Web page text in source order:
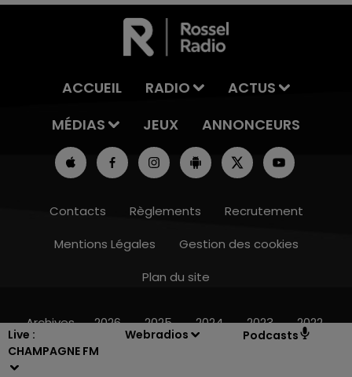
Live :
CHAMPAGNE FM
Webradios Podcasts
16h00 - 20h00
ACCUEIL RADIO
ACTUS
MÉDIAS
JEUX ANNONCEURS
Contacts Règlements
Recrutement
Mentions Légales
Gestion des cookies
Plan du site
Archives 2026 2025 2024 2023 2022